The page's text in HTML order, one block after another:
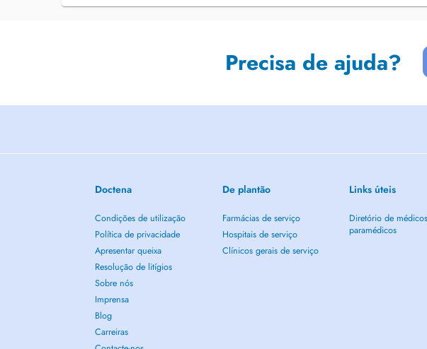
Precisa de ajuda?
Doctena
Condições de utilização
Política de privacidade
Apresentar queixa
Resolução de litígios
Sobre nós
Imprensa
Blog
Carreiras
De plantão
Farmácias de serviço
Hospitais de serviço
Clínicos gerais de serviço
Links úteis
Diretório de
paramédicos